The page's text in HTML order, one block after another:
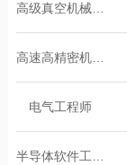
高级真空机械工程师
高速高精密机械设计工程师
电气工程师